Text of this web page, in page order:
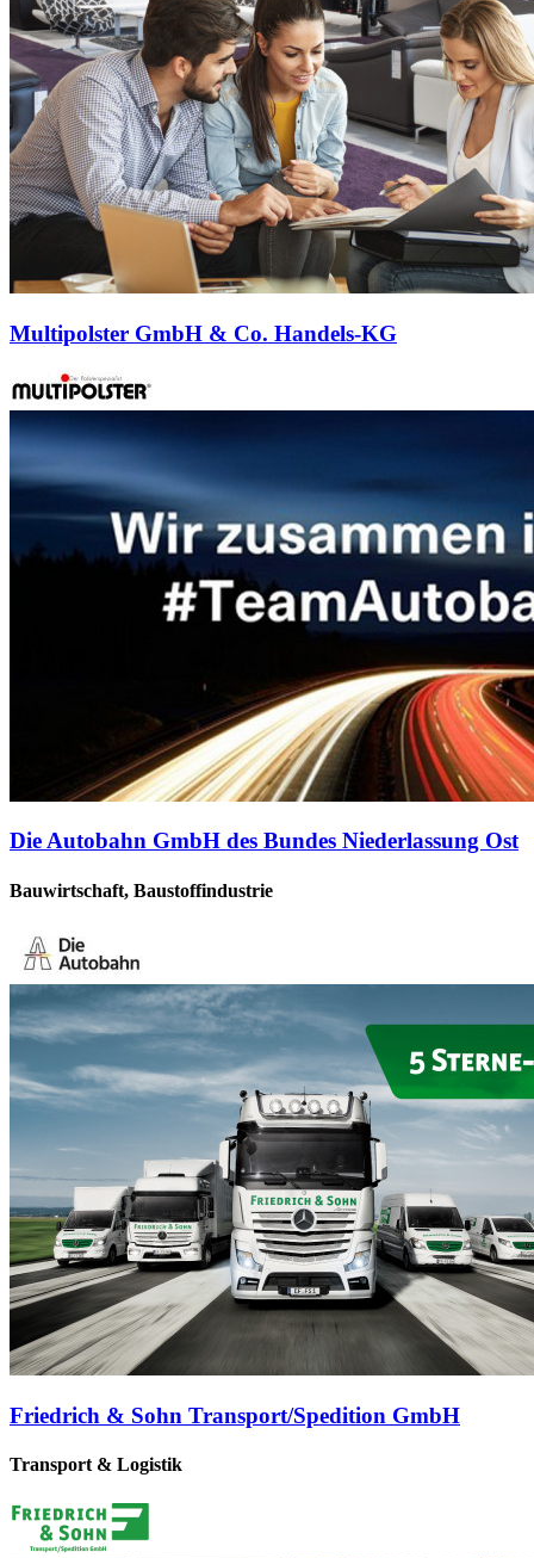
Multipolster GmbH & Co. Handels-KG
Die Autobahn GmbH des Bundes Niederlassung Ost
Bauwirtschaft, Baustoffindustrie
Friedrich & Sohn Transport/Spedition GmbH
Transport & Logistik